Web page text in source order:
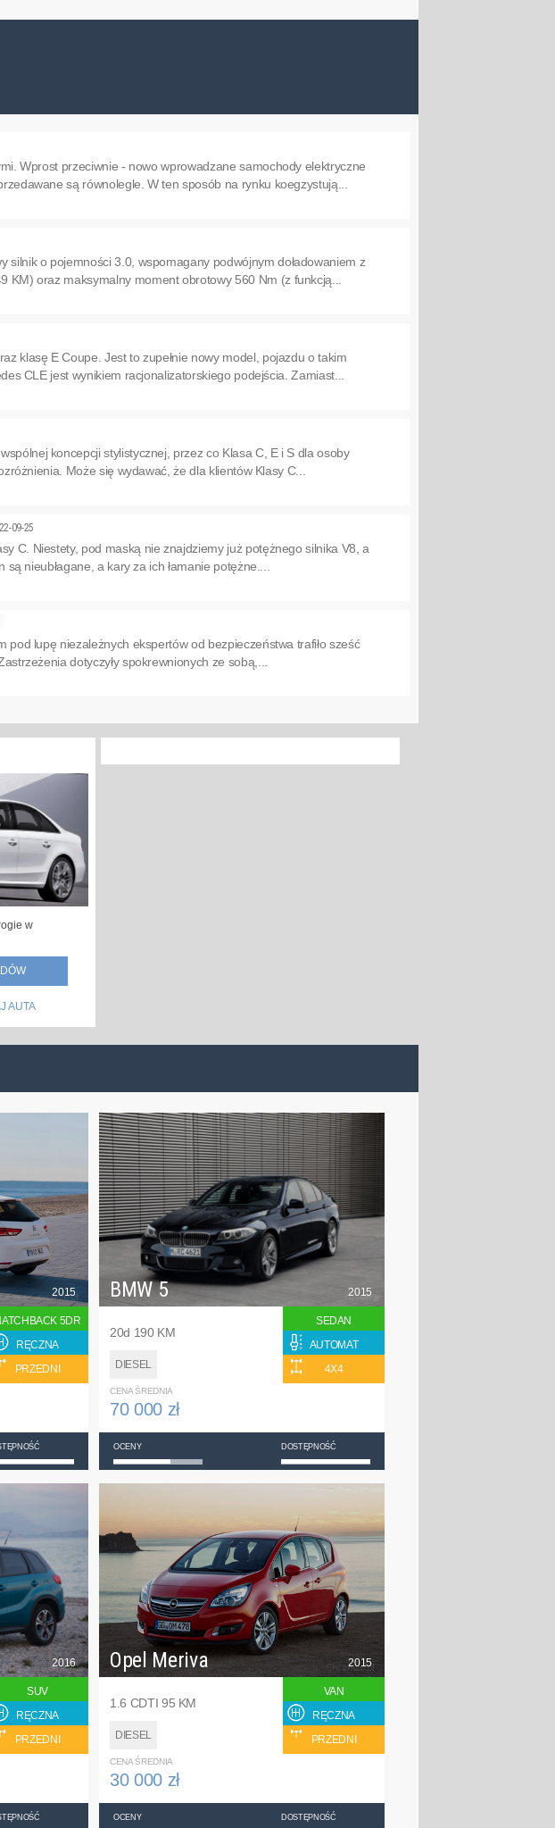
Wprost przeciwnie - nowo wprowadzane samochody elektryczne
są równolegle. W ten sposób na rynku koegzystują...
o pojemności 3.0, wspomagany podwójnym doładowaniem z
KM) oraz maksymalny moment obrotowy 560 Nm (z funkcją...
klasę E Coupe. Jest to zupełnie nowy model, pojazdu o takim
CLE jest wynikiem racjonalizatorskiego podejścia. Zamiast...
koncepcji stylistycznej, przez co Klasa C, E i S dla osoby
Może się wydawać, że dla klientów Klasy C...
09-25
C. Niestety, pod maską nie znajdziemy już potężnego silnika V8, a
nieubłagane, a kary za ich łamanie potężne....
pod lupę niezależnych ekspertów od bezpieczeństwa trafiło sześć
dotyczyły spokrewnionych ze sobą,...
w
AUTA
2015
5DR
RĘCZNA
PRZEDNI
BMW 5
20d 190 KM
DIESEL
2015
SEDAN
AUTOMAT
4X4
CENA ŚREDNIA
70 000 zł
OCENY DOSTĘPNOŚĆ
2016
SUV
RĘCZNA
PRZEDNI
Opel Meriva
1.6 CDTI 95 KM
DIESEL
2015
VAN
RĘCZNA
PRZEDNI
CENA ŚREDNIA
30 000 zł
OCENY DOSTĘPNOŚĆ